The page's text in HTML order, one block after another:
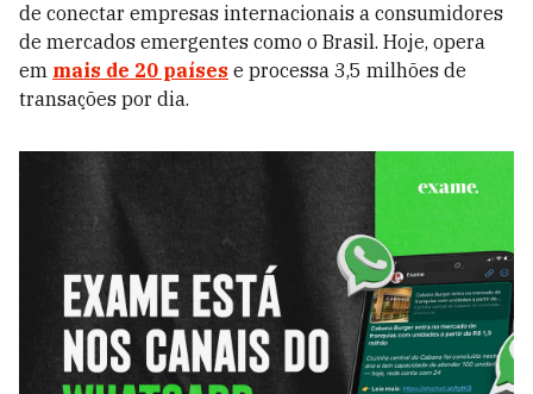
de conectar empresas internacionais a consumidores
de mercados emergentes como o Brasil. Hoje, opera
em mais de 20 países e processa 3,5 milhões de
transações por dia.